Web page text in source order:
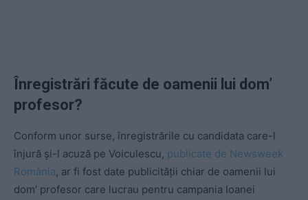
Înregistrări făcute de oamenii lui dom’
profesor?
Conform unor surse, înregistrările cu candidata care-l
înjură și-l acuză pe Voiculescu, publicate de Newsweek
România, ar fi fost date publicității chiar de oamenii lui
dom’ profesor care lucrau pentru campania Ioanei